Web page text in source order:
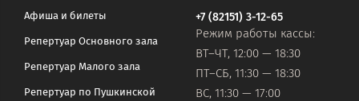
Афиша и билеты
Репертуар Основного зала
Репертуар Малого зала
Репертуар по Пушкинской
+7 (82151) 3-12-65
Режим работы кассы:
ВТ–ЧТ, 12:00 — 18:30
ПТ–СБ, 11:30 — 18:30
ВС, 11:30 — 17:00